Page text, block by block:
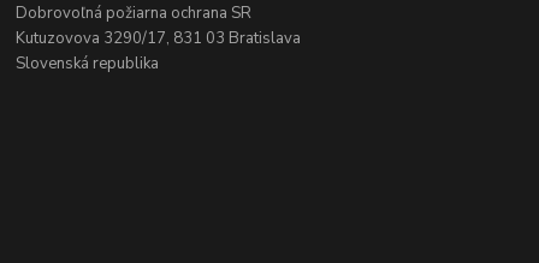
Dobrovoľná požiarna ochrana SR
Kutuzovova 3290/17, 831 03 Bratislava
Slovenská republika